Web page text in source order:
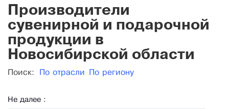
Производители
сувенирной и подарочной
продукции в
Новосибирской области
Поиск: По отрасли По региону
Не далее :